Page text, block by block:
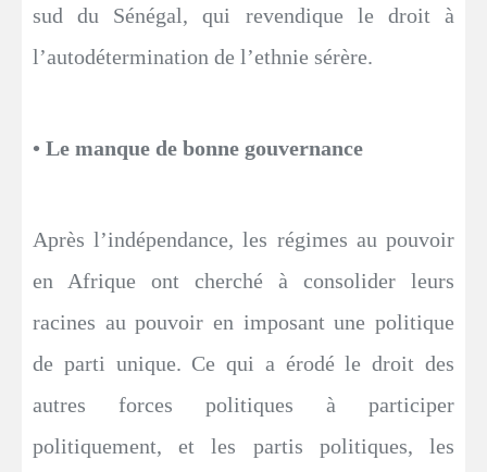
sud du Sénégal, qui revendique le droit à
l’autodétermination de l’ethnie sérère.
• Le manque de bonne gouvernance
Après l’indépendance, les régimes au pouvoir
en Afrique ont cherché à consolider leurs
racines au pouvoir en imposant une politique
de parti unique. Ce qui a érodé le droit des
autres forces politiques à participer
politiquement, et les partis politiques, les